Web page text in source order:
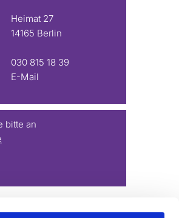
Heimat 27
14165 Berlin
030 815 18 39
E-Mail
bitte an